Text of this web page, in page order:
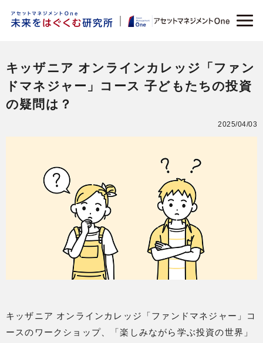
キッザニア オンラインカレッジ「ファン
ドマネジャー」コース 子どもたちの投資
の疑問は？
2025/04/03
キッザニア オンラインカレッジ「ファンドマネジャー」コ
ースのワークショップ、「楽しみながら学ぶ投資の世界」